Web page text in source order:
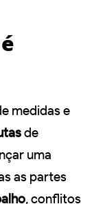
medidas e
de
uma
as partes
, conflitos